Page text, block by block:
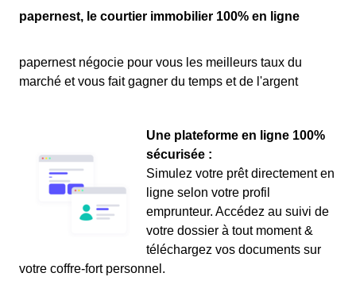
papernest, le courtier immobilier 100% en ligne
papernest négocie pour vous les meilleurs taux du
marché et vous fait gagner du temps et de l'argent
Une plateforme en ligne 100%
sécurisée :
Simulez votre prêt directement en
ligne selon votre profil
emprunteur. Accédez au suivi de
votre dossier à tout moment &
téléchargez vos documents sur
votre coffre-fort personnel.